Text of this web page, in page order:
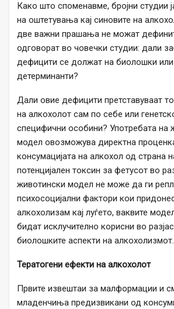
Како што споменавме, бројни студии
на оштетувања кај синовите на
две важни прашања не можат
одговорат во човечки студии: дали
дефицити се должат на биолошки или
детерминанти?
Дали овие дефицити претставуваат
на алкохолот сам по себе или
специфични особини? Употребата на
модел овозможува директна
консумацијата на алкохол од страна
потенцијален токсин за фетусот во
животински модел не може да ги
психосоцијални фактори кои
алкохолизам кај луѓето, ваквите
бидат исклучително корисни во
биолошките аспекти на алкохолизмот.
Тератогени ефекти на алкохолот
Првите извештаи за малформации и
младенчиња предизвикани од